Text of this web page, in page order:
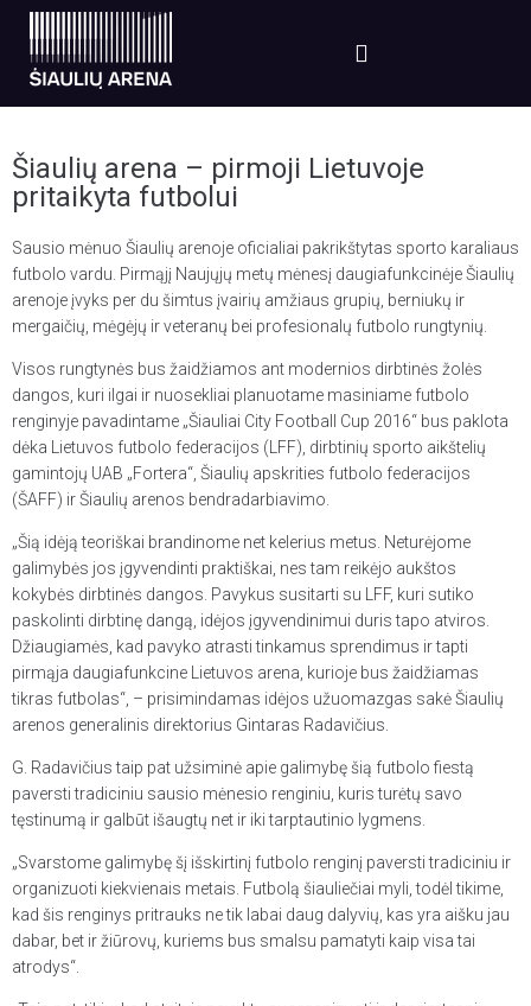
Šiaulių arena – pirmoji Lietuvoje
pritaikyta futbolui
Sausio mėnuo Šiaulių arenoje oficialiai pakrikštytas sporto karaliaus
futbolo vardu. Pirmąjį Naujųjų metų mėnesį daugiafunkcinėje Šiaulių
arenoje įvyks per du šimtus įvairių amžiaus grupių, berniukų ir
mergaičių, mėgėjų ir veteranų bei profesionalų futbolo rungtynių.
Visos rungtynės bus žaidžiamos ant modernios dirbtinės žolės
dangos, kuri ilgai ir nuosekliai planuotame masiniame futbolo
renginyje pavadintame „Šiauliai City Football Cup 2016“ bus paklota
dėka Lietuvos futbolo federacijos (LFF), dirbtinių sporto aikštelių
gamintojų UAB „Fortera“, Šiaulių apskrities futbolo federacijos
(ŠAFF) ir Šiaulių arenos bendradarbiavimo.
„Šią idėją teoriškai brandinome net kelerius metus. Neturėjome
galimybės jos įgyvendinti praktiškai, nes tam reikėjo aukštos
kokybės dirbtinės dangos. Pavykus susitarti su LFF, kuri sutiko
paskolinti dirbtinę dangą, idėjos įgyvendinimui duris tapo atviros.
Džiaugiamės, kad pavyko atrasti tinkamus sprendimus ir tapti
pirmąja daugiafunkcine Lietuvos arena, kurioje bus žaidžiamas
tikras futbolas“, – prisimindamas idėjos užuomazgas sakė Šiaulių
arenos generalinis direktorius Gintaras Radavičius.
G. Radavičius taip pat užsiminė apie galimybę šią futbolo fiestą
paversti tradiciniu sausio mėnesio renginiu, kuris turėtų savo
tęstinumą ir galbūt išaugtų net ir iki tarptautinio lygmens.
„Svarstome galimybę šį išskirtinį futbolo renginį paversti tradiciniu ir
organizuoti kiekvienais metais. Futbolą šiauliečiai myli, todėl tikime,
kad šis renginys pritrauks ne tik labai daug dalyvių, kas yra aišku jau
dabar, bet ir žiūrovų, kuriems bus smalsu pamatyti kaip visa tai
atrodys“.